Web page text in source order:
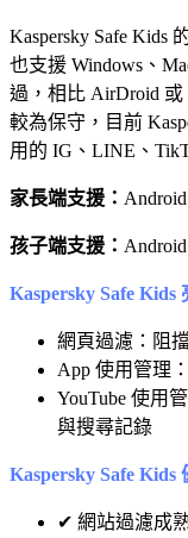
Kaspersky Safe Kids
也支援 Windows、
過，相比 AirDroid 或
較為保守，目前
用的 IG、LINE、
家長端支援：
孩子端支援：
Kaspersky Safe Kids
網頁過濾：阻
App 使用管理
YouTube 使用
與搜尋記錄
Kaspersky Safe Kids
✔ 網站過濾成